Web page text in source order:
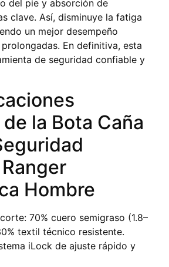
del pie y absorción de
clave. Así, disminuye la fatiga
un mejor desempeño
En definitiva, esta
de seguridad confiable y
la Bota Caña
Hombre
70% cuero semigraso (1.8–
textil técnico resistente.
iLock de ajuste rápido y